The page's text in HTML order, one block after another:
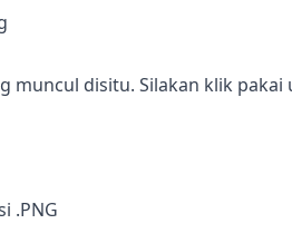
muncul disitu. Silakan klik pakai
.PNG